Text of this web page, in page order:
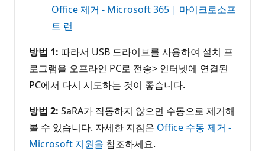
Office 제거 - Microsoft 365 | 마이크로소프
트 런
방법 1: 따라서 USB 드라이브를 사용하여 설치 프
로그램을 오프라인 PC로 전송> 인터넷에 연결된
PC에서 다시 시도하는 것이 좋습니다.
방법 2: SaRA가 작동하지 않으면 수동으로 제거해
볼 수 있습니다. 자세한 지침은 Office 수동 제거 -
Microsoft 지원을 참조하세요.